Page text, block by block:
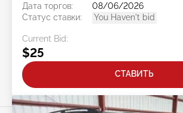
Дата торгов:
08/06/2026
Статус ставки:
You Haven't bid
Current Bid:
$25
СТАВИТЬ